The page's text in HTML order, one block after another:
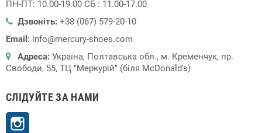
ПН-ПТ: 10.00-19.00 СБ : 11.00-17.00
Дзвоніть: +38 (067) 579-20-10
Email: info@mercury-shoes.com
Адреса: Україна, Полтавська обл., м. Кременчук, пр.
Свободи, 55, ТЦ "Меркурій" (біля McDonald's)
СЛІДУЙТЕ ЗА НАМИ